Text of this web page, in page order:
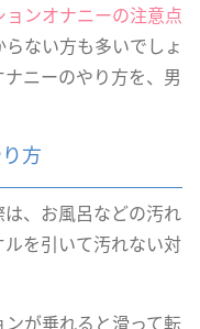
ョンオナニーの注意点
らない方も多いでしょ
ニーのやり方を、男
方
、お風呂などの汚れ
を引いて汚れない対
が垂れると滑って転